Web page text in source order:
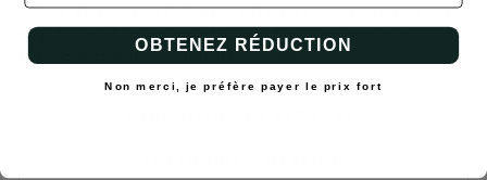
raffiné, Vida incarne l'élégance et l'attrait intemporels, ce qui
en fait une pièce remarquable de votre garde-robe pour
chaque événement ou fête particulière.
OBTENEZ RÉDUCTION
Non merci, je préfère payer le prix fort